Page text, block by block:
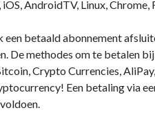
AndroidTV, Linux, Chrome,
betaald abonnement
De methodes om te betalen
Crypto Currencies,
Een betaling via